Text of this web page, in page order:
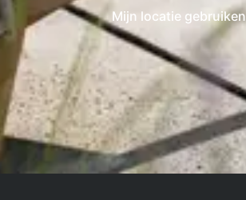
Mijn locatie gebruiken